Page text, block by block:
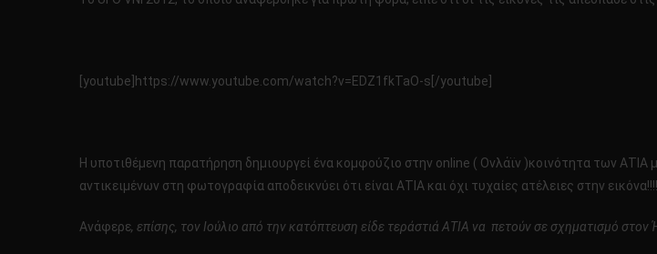
[youtube]https://www.youtube.com/watch?v=EDZ1fkTaO-s[/youtube]
Η υποτιθέμενη παρατήρηση δημιουργεί ένα κομφούζιο στην online ( Ονλάϊν )κοινότητα των ΑΤΙΑ
αντικειμένων στη φωτογραφία αποδεικνύει ότι είναι ΑΤΙΑ και όχι τυχαίες ατέλειες στην εικόνα!!!!
Ανάφερε, επίσης, τον Ιούλιο από την κατόπτευση είδε τεράστιά ΑΤΙΑ να πετούν σε σχηματισμό στον